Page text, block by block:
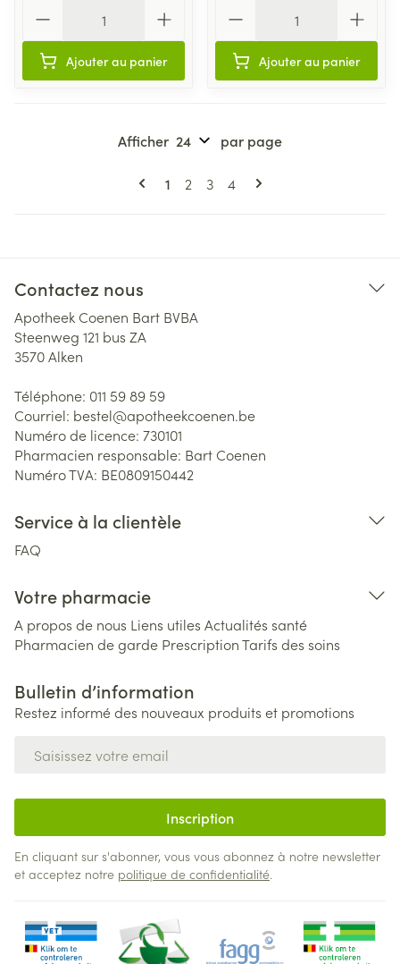
Ajouter au panier Ajouter au panier
Pages
Vous lisez actuellement la page
1 Page
2 Page
3 Page
4
Afficher par page
Contactez nous
Apotheek Coenen Bart BVBA
Steenweg 121 bus ZA
3570Alken
Téléphone: 011 59 89 59
Courriel: bestel@apotheekcoenen.be
Numéro de licence: 730101
Pharmacien responsable: Bart Coenen
Numéro TVA: BE0809150442
Service à la clientèle
FAQ
Votre pharmacie
A propos de nous Liens utiles Actualités santé
Pharmacien de garde PrescriptionTarifs des soins
Bulletin d’information
Restez informé des nouveaux produits et promotions
Inscription
En cliquant sur s'abonner, vous vous abonnez à notre newsletter
et acceptez notre politique de confidentialité.